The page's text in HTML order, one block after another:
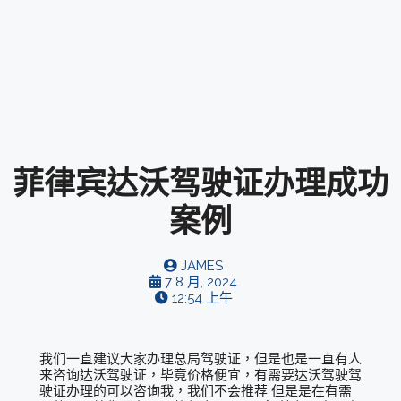
菲律宾达沃驾驶证办理成功
案例
JAMES
7 8 月, 2024
12:54 上午
我们一直建议大家办理总局驾驶证，但是也是一直有人
来咨询达沃驾驶证，毕竟价格便宜，有需要达沃驾驶驾
驶证办理的可以咨询我，我们不会推荐 但是是在有需